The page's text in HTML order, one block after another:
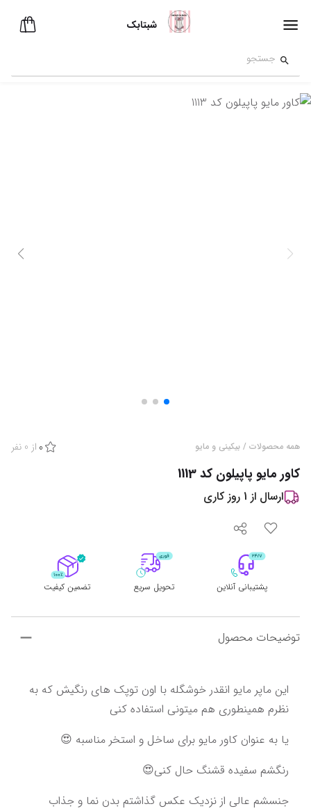
شبتابک
همه محصولات / بیکینی و مایو 0 از 0 نفر
کاور مایو پاپیلون کد 1113
ارسال از 1 روز کاری
پشتیبانی آنلاین تحویل سریع تضمین کیفیت
توضیحات محصول
نظرم همینطوری هم میتونی استفاده کنی
یا به عنوان کاور مایو برای ساخل و استخر مناسبه 😍
رنگشم سفیده قشنگ حال کنی😍
جنسشم عالی از نزدیک عکس گذاشتم بدن نما و جذاب